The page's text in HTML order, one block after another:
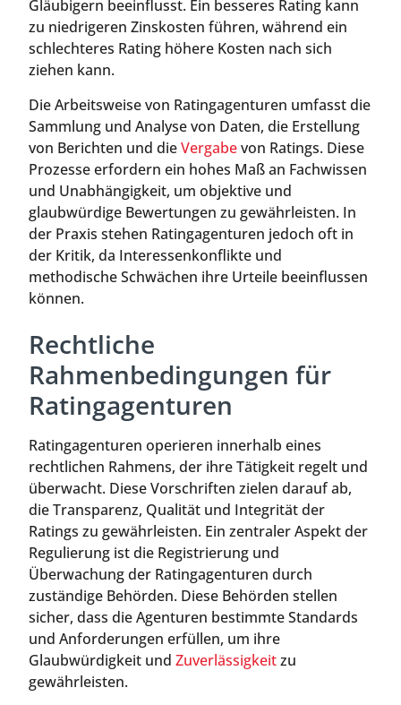
Gläubigern beeinflusst. Ein besseres Rating kann
zu niedrigeren Zinskosten führen, während ein
schlechteres Rating höhere Kosten nach sich
ziehen kann.
Die Arbeitsweise von Ratingagenturen umfasst die
Sammlung und Analyse von Daten, die Erstellung
von Berichten und dieVergabevon Ratings. Diese
Prozesse erfordern ein hohes Maß an Fachwissen
und Unabhängigkeit, um objektive und
glaubwürdige Bewertungen zu gewährleisten. In
der Praxis stehen Ratingagenturen jedoch oft in
der Kritik, da Interessenkonflikte und
methodische Schwächen ihre Urteile beeinflussen
können.
Rechtliche
Rahmenbedingungen für
Ratingagenturen
Ratingagenturen operieren innerhalb eines
rechtlichen Rahmens, der ihre Tätigkeit regelt und
überwacht. Diese Vorschriften zielen darauf ab,
die Transparenz, Qualität und Integrität der
Ratings zu gewährleisten. Ein zentraler Aspekt der
Regulierung ist die Registrierung und
Überwachung der Ratingagenturen durch
zuständige Behörden. Diese Behörden stellen
sicher, dass die Agenturen bestimmte Standards
und Anforderungen erfüllen, um ihre
Glaubwürdigkeit und Zuverlässigkeitzu
gewährleisten.